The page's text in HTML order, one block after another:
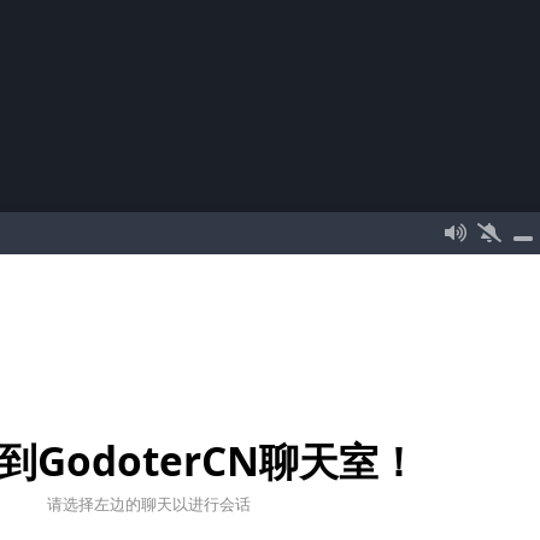
GodoterCN聊天室！
请选择左边的聊天以进行会话